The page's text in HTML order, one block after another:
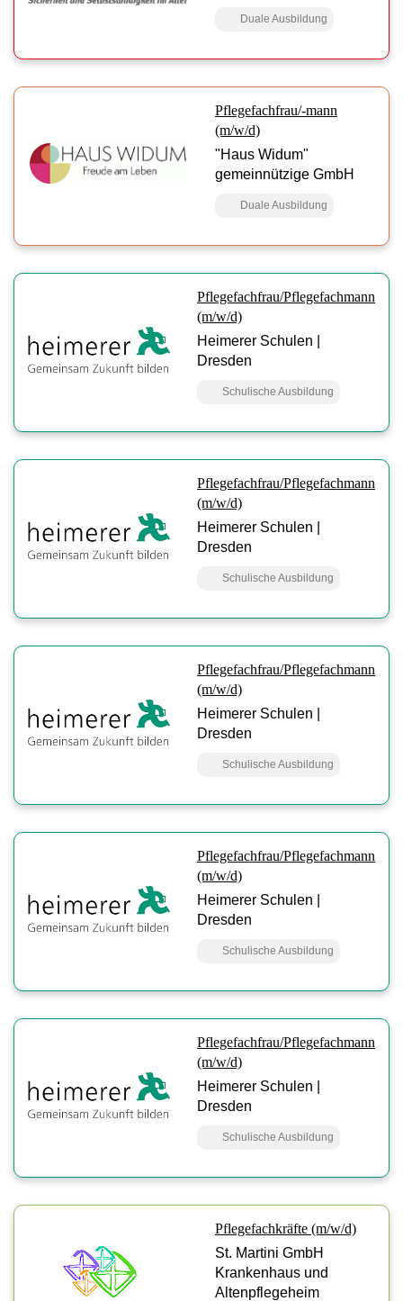
Duale Ausbildung
Pflegefachfrau/-mann
(m/w/d)
"Haus Widum"
gemeinnützige GmbH
Duale Ausbildung
Pflegefachfrau/Pflegefachmann
(m/w/d)
Heimerer Schulen |
Dresden
Schulische Ausbildung
Pflegefachfrau/Pflegefachmann
(m/w/d)
Heimerer Schulen |
Dresden
Schulische Ausbildung
Pflegefachfrau/Pflegefachmann
(m/w/d)
Heimerer Schulen |
Dresden
Schulische Ausbildung
Pflegefachfrau/Pflegefachmann
(m/w/d)
Heimerer Schulen |
Dresden
Schulische Ausbildung
Pflegefachfrau/Pflegefachmann
(m/w/d)
Heimerer Schulen |
Dresden
Schulische Ausbildung
Pflegefachkräfte (m/w/d)
St. Martini GmbH
Krankenhaus und
Altenpflegeheim